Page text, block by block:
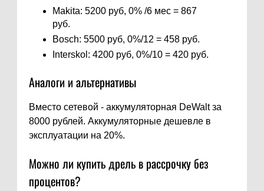
Makita: 5200 руб, 0% /6 мес = 867
руб.
Bosch: 5500 руб, 0%/12 = 458 руб.
Interskol: 4200 руб, 0%/10 = 420 руб.
Аналоги и альтернативы
Вместо сетевой - аккумуляторная DeWalt за
8000 рублей. Аккумуляторные дешевле в
эксплуатации на 20%.
Можно ли купить дрель в рассрочку без
процентов?